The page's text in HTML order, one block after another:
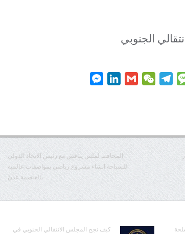
الجنوبي
Message
Telegram
WeChat
Gmail
LinkedIn
المحافظ لملس يناقش مع رئيس الاتحاد الدولي
للسباحة انشاء مشروع رياضي بمواصفات عالمية
بالعاصمة عدن
كيف نجح المجلس الانتقالي الجنوبي في